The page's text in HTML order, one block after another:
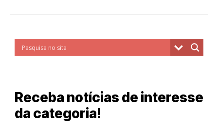
Receba notícias de interesse
da categoria!